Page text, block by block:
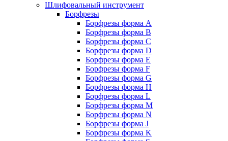
Шлифовальный инструмент
Борфрезы
Борфрезы форма A
Борфрезы форма B
Борфрезы форма C
Борфрезы форма D
Борфрезы форма E
Борфрезы форма F
Борфрезы форма G
Борфрезы форма H
Борфрезы форма L
Борфрезы форма M
Борфрезы форма N
Борфрезы форма J
Борфрезы форма K